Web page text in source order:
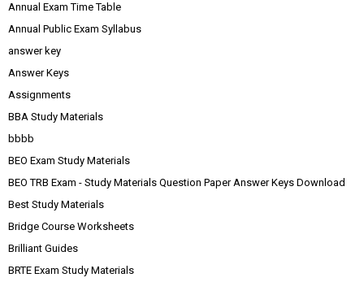
Annual Exam Time Table
Annual Public Exam Syllabus
answer key
Answer Keys
Assignments
BBA Study Materials
bbbb
BEO Exam Study Materials
BEO TRB Exam - Study Materials Question Paper Answer Keys Download
Best Study Materials
Bridge Course Worksheets
Brilliant Guides
BRTE Exam Study Materials